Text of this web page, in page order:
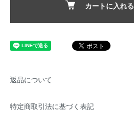
カートに入れる
返品について
特定商取引法に基づく表記